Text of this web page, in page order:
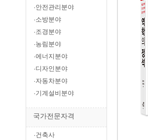
·안전관리분야
·소방분야
·조경분야
·농림분야
·에너지분야
·디자인분야
·자동차분야
·기계설비분야
국가전문자격
·건축사